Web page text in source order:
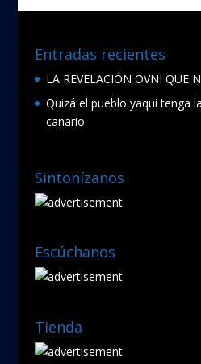
Entradas recientes
LA REVELACIÓN OVNI QUE
Quizá el pueblo yaqui tenga
canario
Sintonízanos
Escúchanos
Tienda